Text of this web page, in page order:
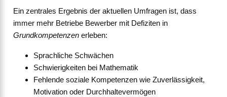
Ein zentrales Ergebnis der aktuellen Umfragen ist, dass
immer mehr Betriebe Bewerber mit Defiziten in
Grundkompetenzenerleben:
Sprachliche Schwächen
Schwierigkeiten bei Mathematik
Fehlende soziale Kompetenzen wie Zuverlässigkeit,
Motivation oder Durchhaltevermögen